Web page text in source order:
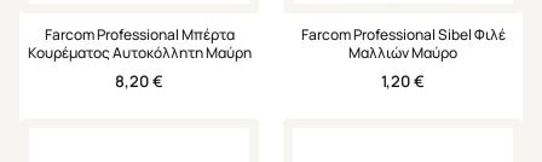
Farcom Professional Μπέρτα
Κουρέματος Αυτοκόλλητη Μαύρη
8,20€
Farcom Professional Sibel Φιλέ
Μαλλιών Μαύρο
1,20€